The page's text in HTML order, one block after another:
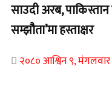
साउदी अरब,
सम्झौता’मा हस्ताक्षर
२०८० आश्विन ९,